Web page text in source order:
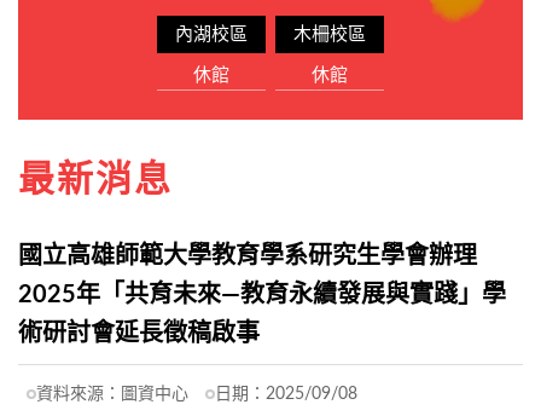
內湖校區
休館
木柵校區
休館
最新消息
國立高雄師範大學教育學系研究生學會辦理
2025年「共育未來—教育永續發展與實踐」學
術研討會延長徵稿啟事
資料來源： 圖資中心 日期： 2025/09/08